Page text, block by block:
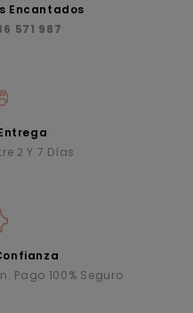
Encantados
571 987
2 Y 7 Días
Pago 100% Seguro